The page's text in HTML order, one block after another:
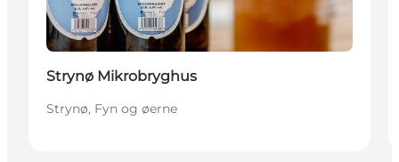
Strynø Mikrobryghus
Strynø, Fyn og øerne